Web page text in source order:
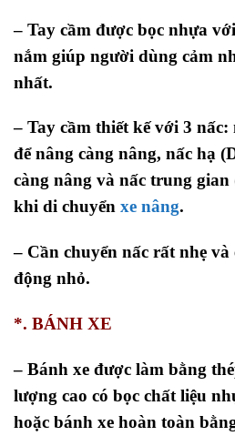
– Tay cầm được bọc nhựa
nắm giúp người dùng cảm
nhất.
– Tay cầm thiết kế với 3
để nâng càng nâng, nấc hạ
càng nâng và nấc trung
khi di chuyển xe nâng.
– Cần chuyển nấc rất nhẹ
động nhỏ.
*. BÁNH XE
– Bánh xe được làm bằng
lượng cao có bọc chất liệu
hoặc bánh xe hoàn toàn